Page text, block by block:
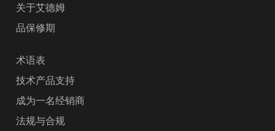
关于艾德姆
品保修期
术语表
技术产品支持
成为一名经销商
法规与合规